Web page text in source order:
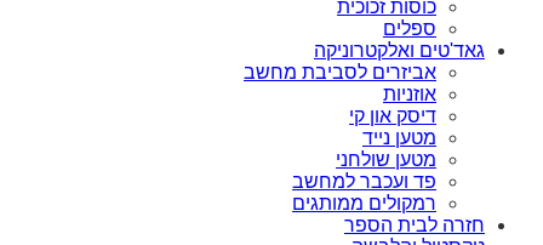
כוסות זכוכית
ספלים
גאד'טים ואלקטרוניקה
אביזרים לסביבת מחשב
אוזניות
דיסק און קי
מטען נייד
מטען שולחני
פד ועכבר למחשב
רמקולים ממותגים
חזרה לבית הספר